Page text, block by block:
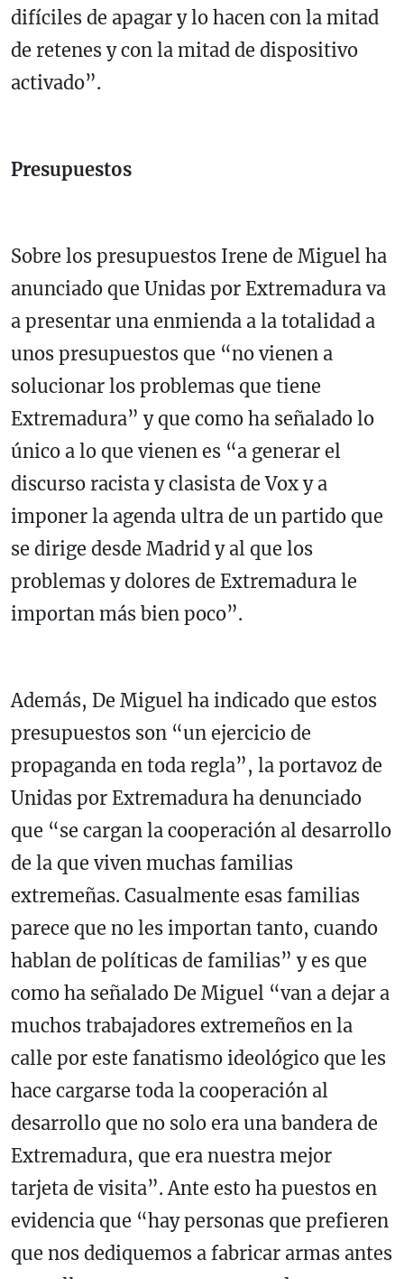
difíciles de apagar y lo hacen con la mitad
de retenes y con la mitad de dispositivo
activado”.
Presupuestos
Sobre los presupuestos Irene de Miguel ha
anunciado que Unidas por Extremadura va
a presentar una enmienda a la totalidad a
unos presupuestos que “no vienen a
solucionar los problemas que tiene
Extremadura” y que como ha señalado lo
único a lo que vienen es “a generar el
discurso racista y clasista de Vox y a
imponer la agenda ultra de un partido que
se dirige desde Madrid y al que los
problemas y dolores de Extremadura le
importan más bien poco”.
Además, De Miguel ha indicado que estos
presupuestos son “un ejercicio de
propaganda en toda regla”, la portavoz de
Unidas por Extremadura ha denunciado
que “se cargan la cooperación al desarrollo
de la que viven muchas familias
extremeñas. Casualmente esas familias
parece que no les importan tanto, cuando
hablan de políticas de familias” y es que
como ha señalado De Miguel “van a dejar a
muchos trabajadores extremeños en la
calle por este fanatismo ideológico que les
hace cargarse toda la cooperación al
desarrollo que no solo era una bandera de
Extremadura, que era nuestra mejor
tarjeta de visita”. Ante esto ha puestos en
evidencia que “hay personas que prefieren
que nos dediquemos a fabricar armas antes